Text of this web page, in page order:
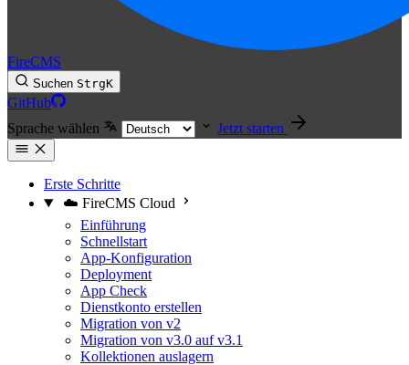
FireCMS
Suchen StrgK
GitHub
Sprache wählen
Jetzt starten
Erste Schritte
☁️ FireCMS Cloud
Einführung
Schnellstart
App-Konfiguration
Deployment
App Check
Dienstkonto erstellen
Migration von v2
Migration von v3.0 auf v3.1
Kollektionen auslagern